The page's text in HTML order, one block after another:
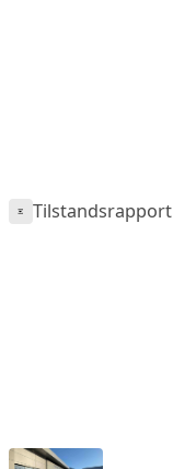
Tilstandsrapport